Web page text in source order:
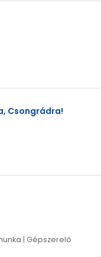
Csongrádra!
| Gépszerelő